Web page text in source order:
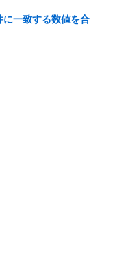
一致する数値を合